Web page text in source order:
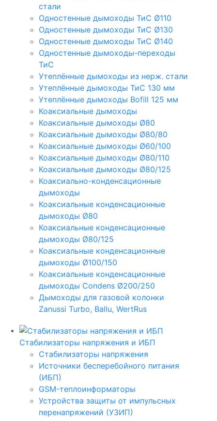
стали
Одностенные дымоходы ТиС Ø110
Одностенные дымоходы ТиС Ø130
Одностенные дымоходы ТиС Ø140
Одностенные дымоходы-переходы
ТиС
Утеплённые дымоходы из нерж. стали
Утеплённые дымоходы ТиС 130 мм
Утеплённые дымоходы Bofill 125 мм
Коаксиальные дымоходы
Коаксиальные дымоходы Ø80
Коаксиальные дымоходы Ø80/80
Коаксиальные дымоходы Ø60/100
Коаксиальные дымоходы Ø80/110
Коаксиальные дымоходы Ø80/125
Коаксиально-конденсационные
дымоходы
Коаксиальные конденсационные
дымоходы Ø80
Коаксиальные конденсационные
дымоходы Ø80/125
Коаксиальные конденсационные
дымоходы Ø100/150
Коаксиальные конденсационные
дымоходы Condens Ø200/250
Дымоходы для газовой колонки
Zanussi Turbo, Ballu, WertRus
Стабилизаторы напряжения и ИБП
Стабилизаторы напряжения
Источники бесперебойного питания
(ИБП)
GSM-теплоинформаторы
Устройства защиты от импульсных
перенапряжений (УЗИП)